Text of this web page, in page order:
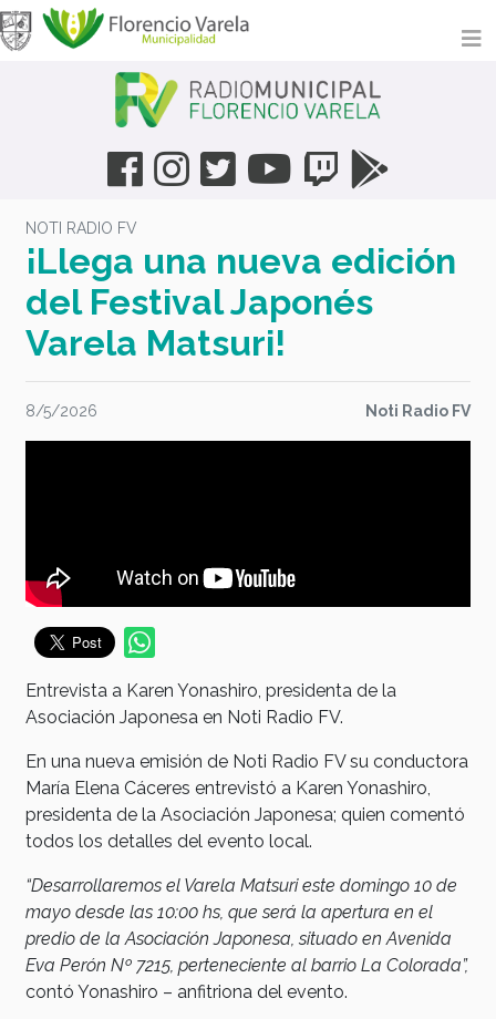
NOTI RADIO FV
¡Llega una nueva edición
del Festival Japonés
Varela Matsuri!
8/5/2026 Noti Radio FV
Entrevista a Karen Yonashiro, presidenta de la
Asociación Japonesa en Noti Radio FV.
En una nueva emisión de Noti Radio FV su conductora
María Elena Cáceres entrevistó a Karen Yonashiro,
presidenta de la Asociación Japonesa; quien comentó
todos los detalles del evento local.
“Desarrollaremos el Varela Matsuri este domingo 10 de
mayo desde las 10:00 hs, que será la apertura en el
predio de la Asociación Japonesa, situado en Avenida
Eva Perón Nº 7215, perteneciente al barrio La Colorada”,
contó Yonashiro – anfitriona del evento.